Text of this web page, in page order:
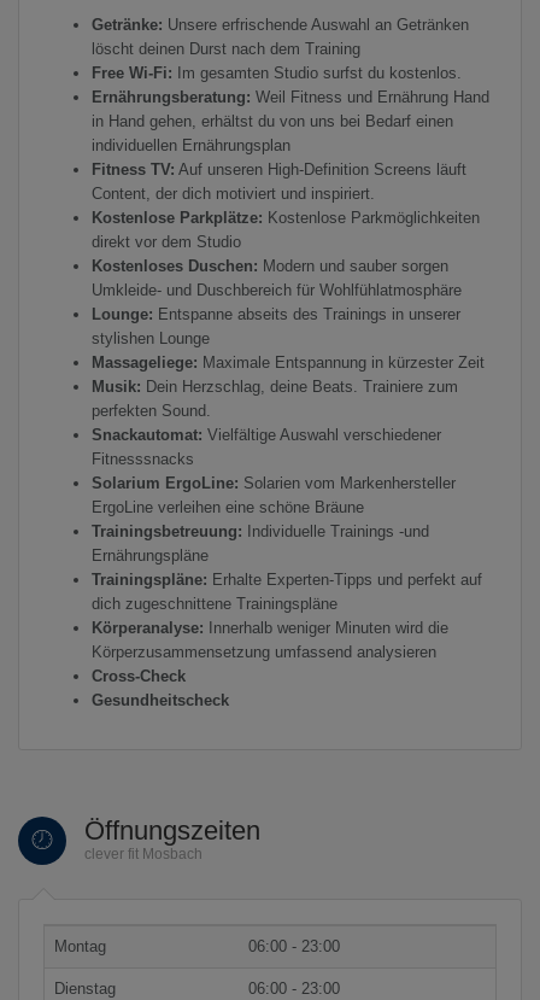
Getränke: Unsere erfrischende Auswahl an Getränken
löscht deinen Durst nach dem Training
Free Wi-Fi: Im gesamten Studio surfst du kostenlos.
Ernährungsberatung: Weil Fitness und Ernährung Hand
in Hand gehen, erhältst du von uns bei Bedarf einen
individuellen Ernährungsplan
Fitness TV: Auf unseren High-Definition Screens läuft
Content, der dich motiviert und inspiriert.
Kostenlose Parkplätze: Kostenlose Parkmöglichkeiten
direkt vor dem Studio
Kostenloses Duschen: Modern und sauber sorgen
Umkleide- und Duschbereich für Wohlfühlatmosphäre
Lounge: Entspanne abseits des Trainings in unserer
stylishen Lounge
Massageliege: Maximale Entspannung in kürzester Zeit
Musik: Dein Herzschlag, deine Beats. Trainiere zum
perfekten Sound.
Snackautomat: Vielfältige Auswahl verschiedener
Fitnesssnacks
Solarium ErgoLine: Solarien vom Markenhersteller
ErgoLine verleihen eine schöne Bräune
Trainingsbetreuung: Individuelle Trainings -und
Ernährungspläne
Trainingspläne: Erhalte Experten-Tipps und perfekt auf
dich zugeschnittene Trainingspläne
Körperanalyse: Innerhalb weniger Minuten wird die
Körperzusammensetzung umfassend analysieren
Cross-Check
Gesundheitscheck
Öffnungszeiten
clever fit Mosbach
Montag 06:00 - 23:00
Dienstag 06:00 - 23:00